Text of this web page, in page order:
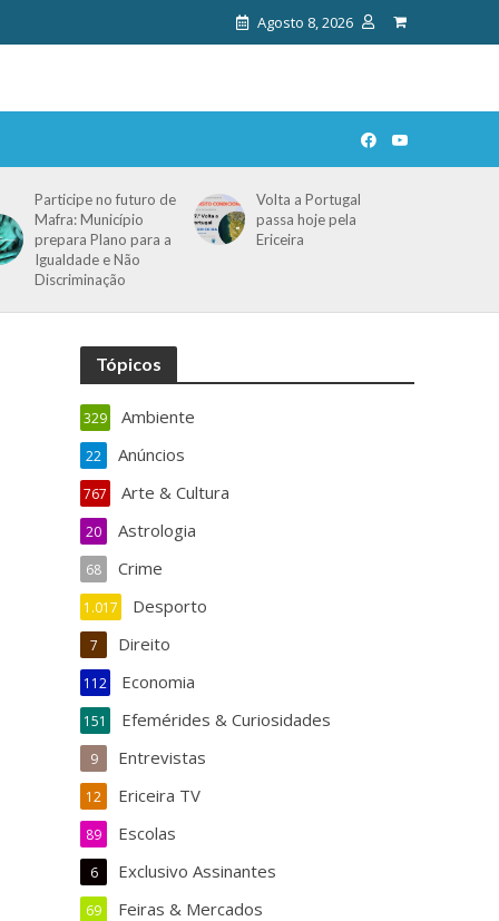
Agosto 8, 2026
Participe no futuro de
Mafra: Município
prepara Plano para a
Igualdade e Não
Discriminação
Volta a Portugal
passa hoje pela
Ericeira
Tópicos
Ambiente
329
Anúncios
22
Arte & Cultura
767
Astrologia
20
Crime
68
Desporto
1.017
Direito
7
Economia
112
Efemérides & Curiosidades
151
Entrevistas
9
Ericeira TV
12
Escolas
89
Exclusivo Assinantes
6
Feiras & Mercados
69